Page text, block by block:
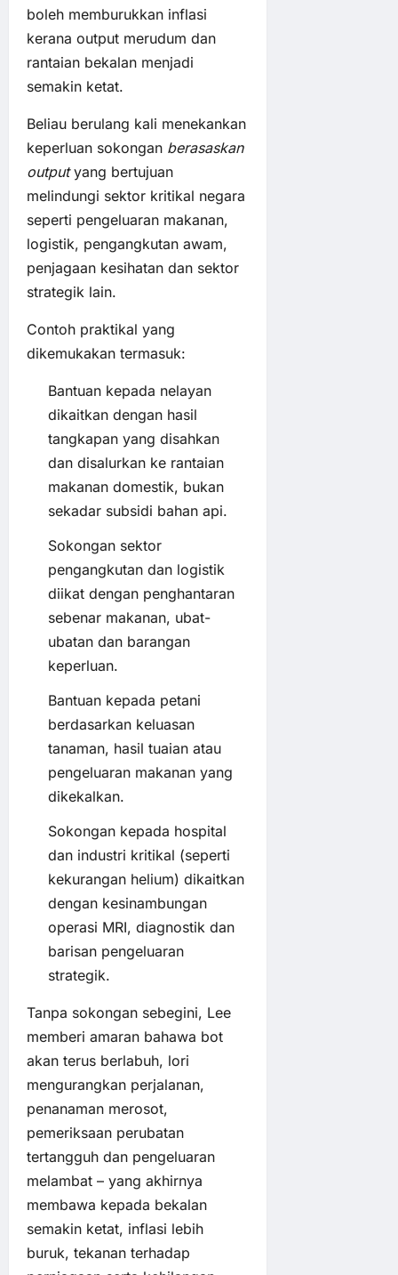
boleh memburukkan inflasi
kerana output merudum dan
rantaian bekalan menjadi
semakin ketat.
Beliau berulang kali menekankan
keperluan sokongan berasaskan
outputyang bertujuan
melindungi sektor kritikal negara
seperti pengeluaran makanan,
logistik, pengangkutan awam,
penjagaan kesihatan dan sektor
strategik lain.
Contoh praktikal yang
dikemukakan termasuk:
Bantuan kepada nelayan
dikaitkan dengan hasil
tangkapan yang disahkan
dan disalurkan ke rantaian
makanan domestik, bukan
sekadar subsidi bahan api.
Sokongan sektor
pengangkutan dan logistik
diikat dengan penghantaran
sebenar makanan, ubat-
ubatan dan barangan
keperluan.
Bantuan kepada petani
berdasarkan keluasan
tanaman, hasil tuaian atau
pengeluaran makanan yang
dikekalkan.
Sokongan kepada hospital
dan industri kritikal (seperti
kekurangan helium) dikaitkan
dengan kesinambungan
operasi MRI, diagnostik dan
barisan pengeluaran
strategik.
Tanpa sokongan sebegini, Lee
memberi amaran bahawa bot
akan terus berlabuh, lori
mengurangkan perjalanan,
penanaman merosot,
pemeriksaan perubatan
tertangguh dan pengeluaran
melambat – yang akhirnya
membawa kepada bekalan
semakin ketat, inflasi lebih
buruk, tekanan terhadap